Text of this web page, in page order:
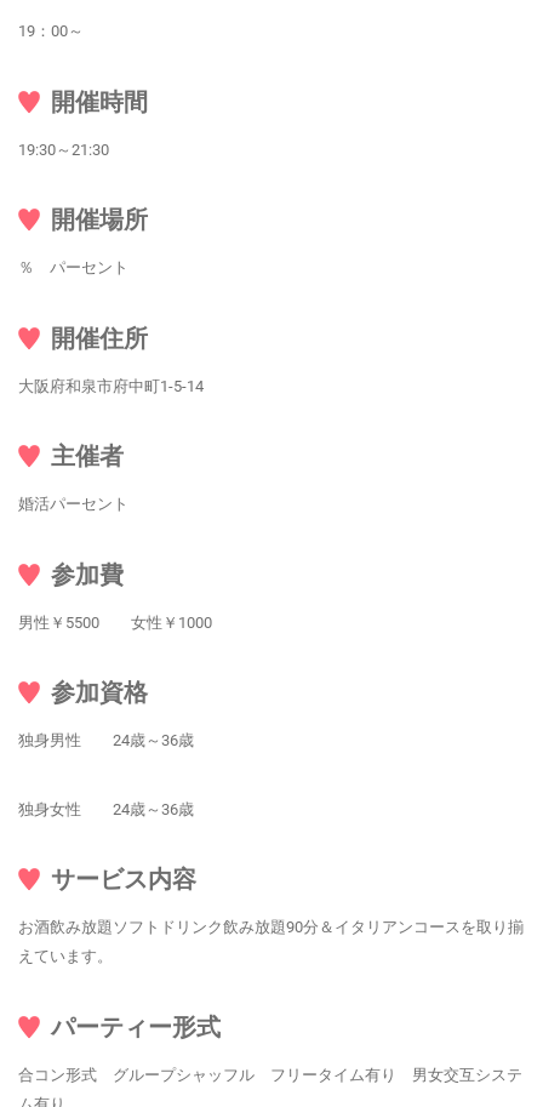
19：00～
開催時間
19:30～21:30
開催場所
％ パーセント
開催住所
大阪府和泉市府中町1-5-14
主催者
婚活パーセント
参加費
男性￥5500 女性￥1000
参加資格
独身男性 24歳～36歳
独身女性 24歳～36歳
サービス内容
お酒飲み放題ソフトドリンク飲み放題90分＆イタリアンコースを取り揃
えています。
パーティー形式
合コン形式 グループシャッフル フリータイム有り 男女交互システ